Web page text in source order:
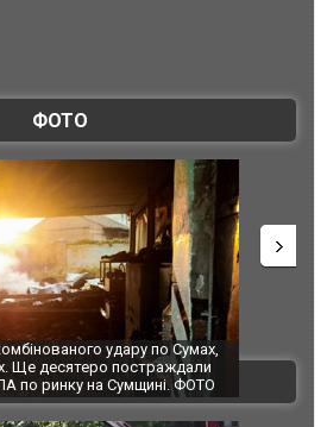
ФОТО
від кордону з Україною: в
атаки дронів загорівся
ФОТО. ВІДЕО
"Мої
ВІДЕО